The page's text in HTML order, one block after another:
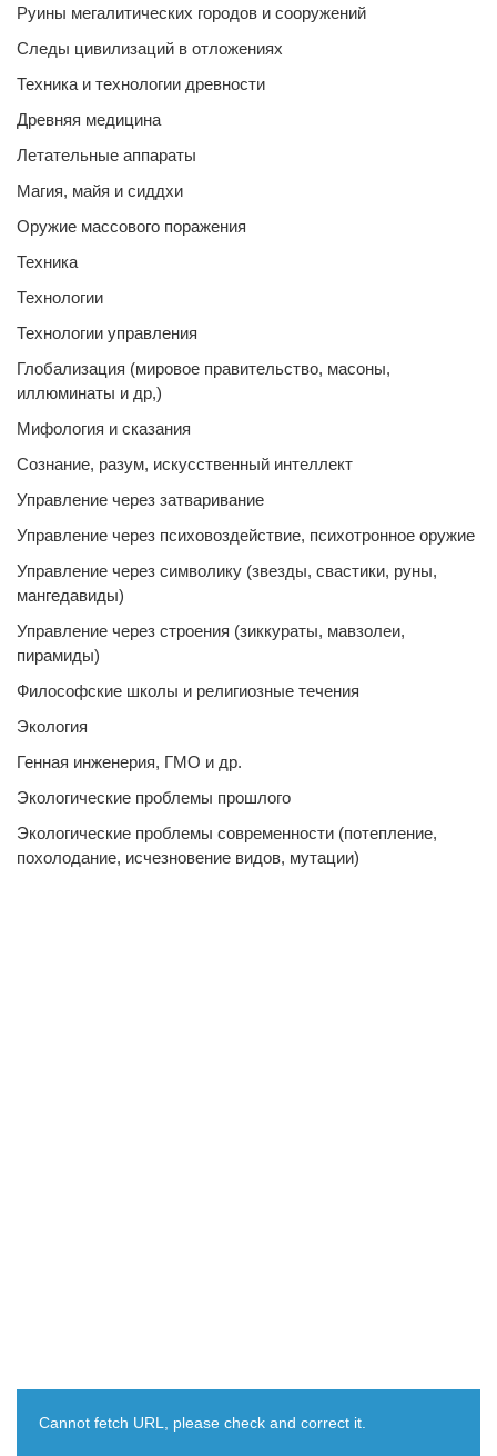
Руины мегалитических городов и сооружений
Следы цивилизаций в отложениях
Техника и технологии древности
Древняя медицина
Летательные аппараты
Магия, майя и сиддхи
Оружие массового поражения
Техника
Технологии
Технологии управления
Глобализация (мировое правительство, масоны,
иллюминаты и др,)
Мифология и сказания
Сознание, разум, искусственный интеллект
Управление через затваривание
Управление через психовоздействие, психотронное оружие
Управление через символику (звезды, свастики, руны,
мангедавиды)
Управление через строения (зиккураты, мавзолеи,
пирамиды)
Философские школы и религиозные течения
Экология
Генная инженерия, ГМО и др.
Экологические проблемы прошлого
Экологические проблемы современности (потепление,
похолодание, исчезновение видов, мутации)
Cannot fetch URL, please check and correct it.